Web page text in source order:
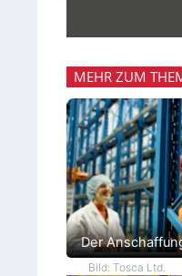
MEHR ZUM
Der
Bild: Tosca Ltd.